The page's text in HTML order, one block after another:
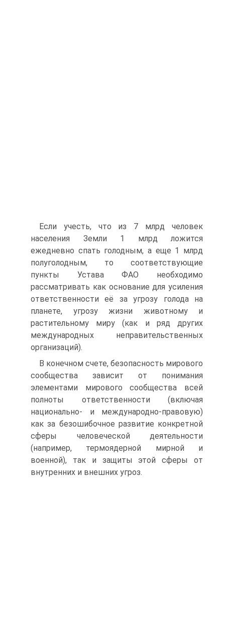
Если учесть, что из 7 млрд человек
населения Земли 1 млрд ложится
ежедневно спать голодным, а еще 1 млрд
полу­голодным, то соответствующие
пункты Устава ФАО необходи­мо
рассматривать как основание для усиления
ответственно­сти её за угрозу голода на
планете, угрозу жизни животному и
растительному миру (как и ряд других
международных непра­вительственных
организаций).
В конечном счете, безопасность мирового
сообщества за­висит от понимания
элементами мирового сообщества всей
полноты ответственности (включая
национально- и между­народно-правовую)
как за безошибочное развитие конкретной
сферы человеческой деятельности
(например, термоядерной мирной и
военной), так и защиты этой сферы от
внутренних и внешних угроз.